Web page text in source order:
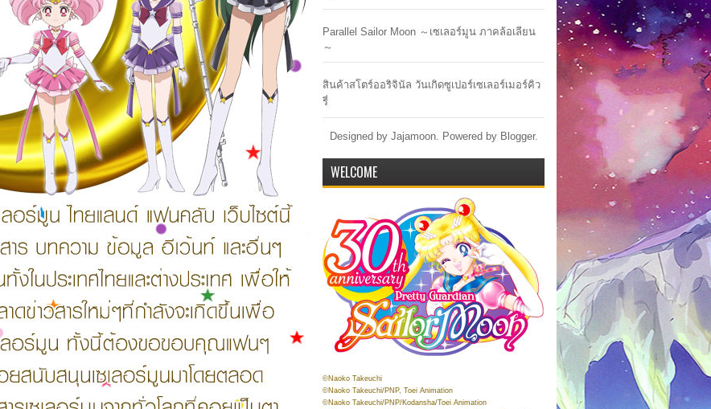
Parallel Sailor Moon ～เซเลอร์มูน ภาคล้อเลียน
～
สินค้าสโตร์ออริจินัล วันเกิดซูเปอร์เซเลอร์เมอร์คิว
รี่
Designed by Jajamoon. Powered by Blogger.
WELCOME
©Naoko Takeuchi
©Naoko Takeuchi/PNP, Toei Animation
©Naoko Takeuchi/PNP/Kodansha/Toei Animation